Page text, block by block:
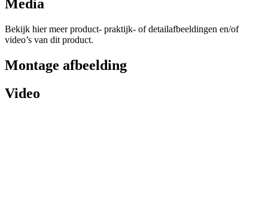
Media
Bekijk hier meer product- praktijk- of detailafbeeldingen en/of
video’s van dit product.
Montage afbeelding
Video